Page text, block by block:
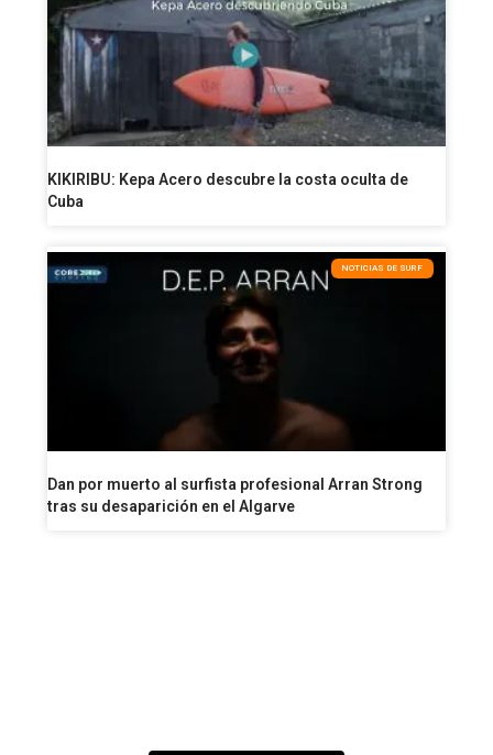
KIKIRIBU: Kepa Acero descubre la costa oculta de
Cuba
NOTICIAS DE SURF
Dan por muerto al surfista profesional Arran Strong
tras su desaparición en el Algarve